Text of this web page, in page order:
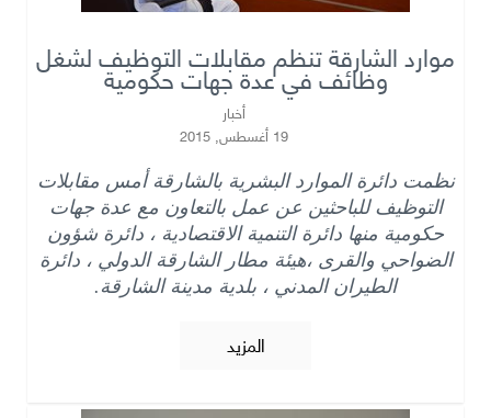
موارد الشارقة تنظم مقابلات التوظيف لشغل
وظائف في عدة جهات حكومية
أخبار
19 أغسطس, 2015
نظمت دائرة الموارد البشرية بالشارقة أمس مقابلات
التوظيف للباحثين عن عمل بالتعاون مع عدة جهات
حكومية منها دائرة التنمية الاقتصادية ، دائرة شؤون
الضواحي والقرى ،هيئة مطار الشارقة الدولي ، دائرة
الطيران المدني ، بلدية مدينة الشارقة.
المزيد